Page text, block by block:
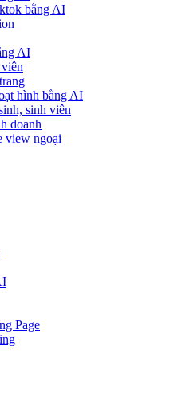
bằng AI
AI
hình bằng AI
sinh viên
doanh
view ngoại
Page